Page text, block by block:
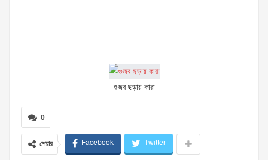
গুজব ছড়ায় কারা
0
শেয়ার Facebook Twitter